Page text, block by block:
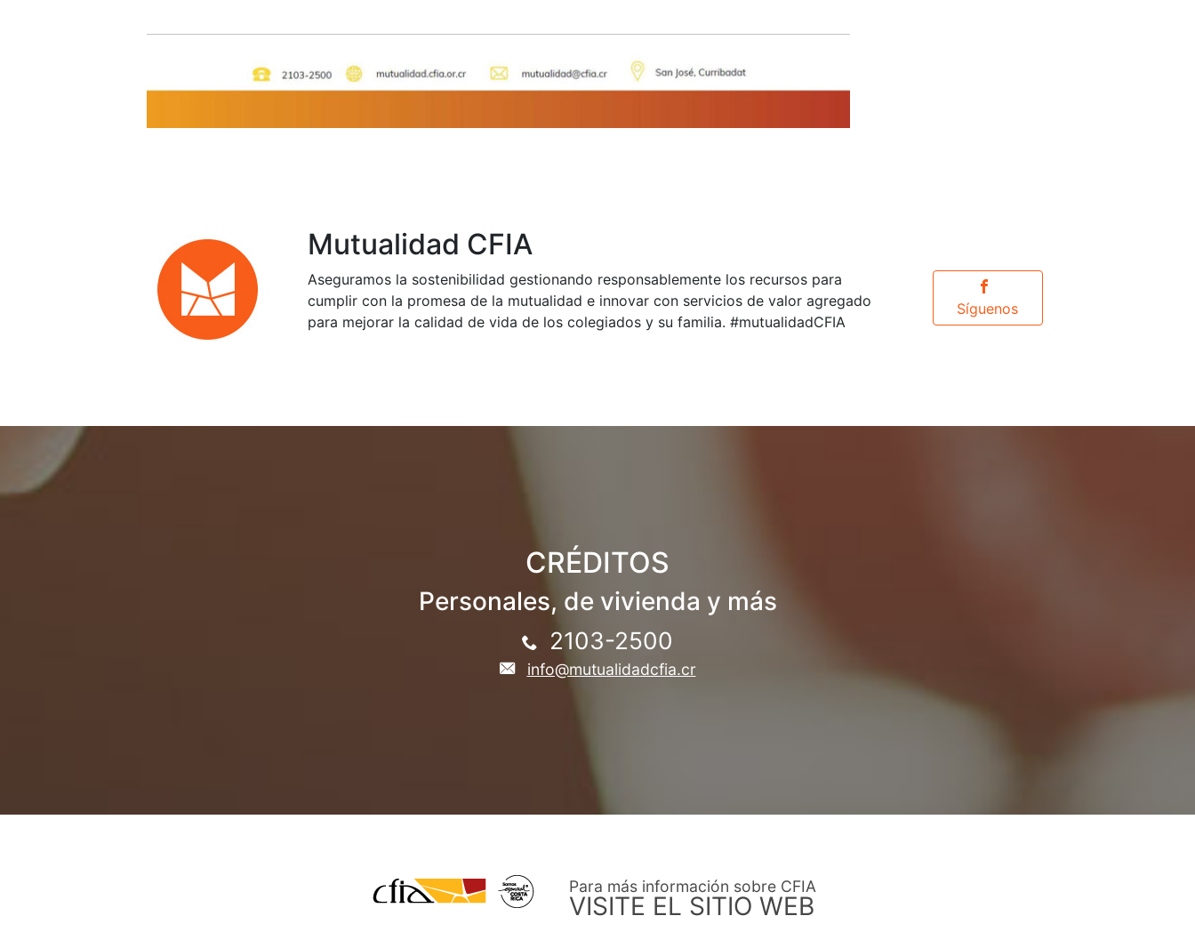
Mutualidad CFIA
Aseguramos la sostenibilidad gestionando responsablemente los recursos para
cumplir con la promesa de la mutualidad e innovar con servicios de valor agregado
para mejorar la calidad de vida de los colegiados y su familia. #mutualidadCFIA
Síguenos
CRÉDITOS
Personales, de vivienda y más
2103-2500
info@mutualidadcfia.cr
Para más información sobre CFIA
VISITE EL SITIO WEB